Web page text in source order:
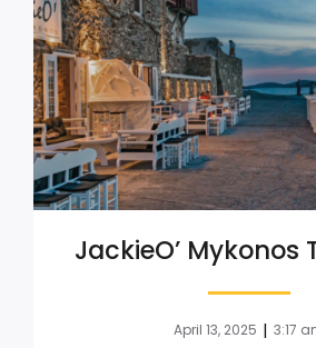
JackieO’ Mykonos
April 13, 2025 | 3:17